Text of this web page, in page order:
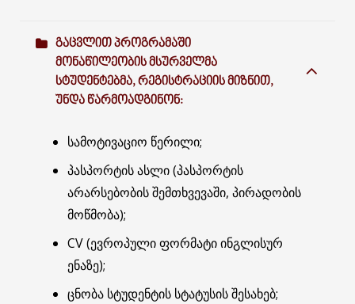
ᲒᲐᲪᲕᲚᲘᲗ ᲞᲠᲝᲒᲠᲐᲛᲐᲨᲘ
ᲛᲝᲜᲐᲬᲘᲚᲔᲝᲑᲘᲡ ᲛᲡᲣᲠᲕᲔᲚᲛᲐ
ᲡᲢᲣᲓᲔᲜᲢᲔᲑᲛᲐ, ᲠᲔᲒᲘᲡᲢᲠᲐᲪᲘᲘᲡ ᲛᲘᲖᲜᲘᲗ,
ᲣᲜᲓᲐ ᲬᲐᲠᲛᲝᲐᲓᲒᲘᲜᲝᲜ:
სამოტივაციო წერილი;
პასპორტის ასლი (პასპორტის
არარსებობის შემთხვევაში, პირადობის
მოწმობა);
CV (ევროპული ფორმატი ინგლისურ
ენაზე);
ცნობა სტუდენტის სტატუსის შესახებ;